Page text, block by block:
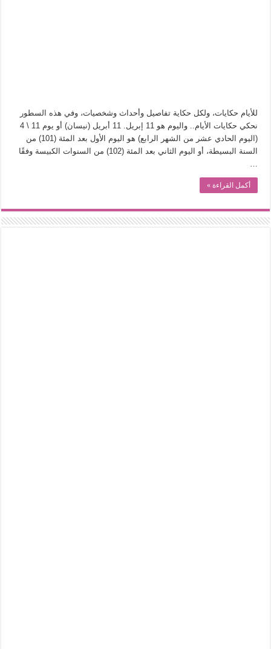
يوم شاهدت زينات صدقي على المسرح وسرحت!
من “عيش السرايا” إلى ذاكرة أم درمان.. حمور زيادة يغزل حكايات البسطاء
للأيام حكايات، ولكل حكاية تفاصيل وأحداث وشخصيات، وفي هذه السطور
نحكي حكايات الأيام.. واليوم هو 11 إبريل. 11 أبريل (نيسان) أو يوم 11 \ 4
(اليوم الحادي عشر من الشهر الرابع) هو اليوم الأول بعد المئة (101) من
السنة البسيطة، أو اليوم الثاني بعد المئة (102) من السنوات الكبيسة وفقًا
أكمل القراءة »